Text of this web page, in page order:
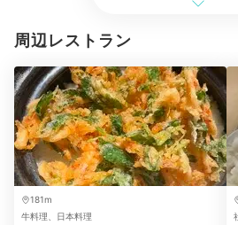
Spa
10:00
東京では珍しい天然温泉
朝からサッパリ
周辺レストラン
181m
牛料理、日本料理